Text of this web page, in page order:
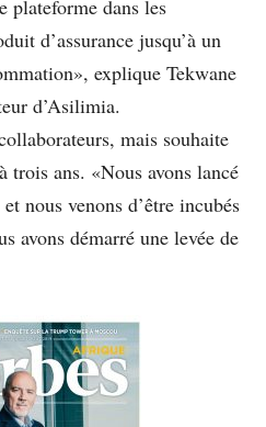
plateforme dans les
d’assurance jusqu’à un
explique Tekwane
d’Asilimia.
mais souhaite
trois ans. «Nous avons lancé
nous venons d’être incubés
avons démarré une levée de